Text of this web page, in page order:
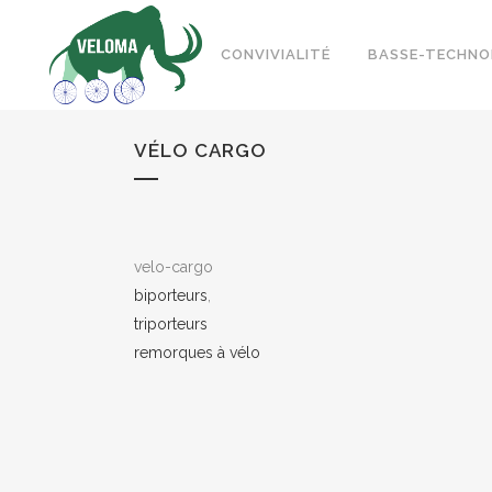
CONVIVIALITÉ BASSE-
VÉLO CARGO
velo-cargo
biporteurs
triporteurs
remorques à vélo